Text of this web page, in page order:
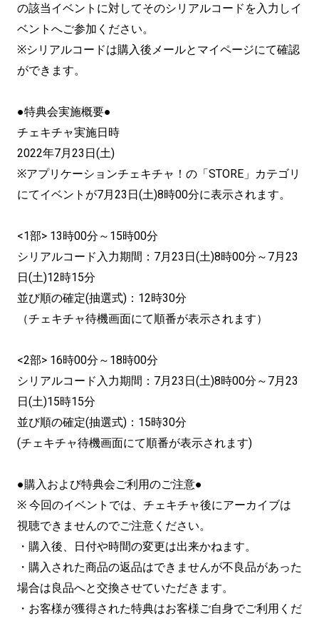
の該当イベントに対してそのシリアルコードを入力しイ
ベントへご参加ください。
※シリアルコードは購入後メールとマイページにて確認
ができます。
●特典会実施概要●
チェキチャ実施日時
2022年7月23日(土)
※アプリケーションチェキチャ！の「STORE」カテゴリ
にてイベントが7月23日(土)8時00分に表示されます。
<1部> 13時00分～15時00分
シリアルコード入力期間：7月23日(土)8時00分～7月23
日(土)12時15分
並び順の確定(抽選式)：12時30分
（チェキチャ待機画面にて順番が表示されます）
<2部> 16時00分～18時00分
シリアルコード入力期間：7月23日(土)8時00分～7月23
日(土)15時15分
並び順の確定(抽選式)：15時30分
(チェキチャ待機画面にて順番が表示されます)
●購入および特典会ご利用のご注意●
※ 今回のイベントでは、チェキチャ後にアーカイブは
視聴できませんのでご注意ください。
・購入後、日付や時間の変更は出来かねます。
・購入された商品の返品はできませんが不良品があった
場合は良品へと交換させていただきます。
・お客様が獲得された特典はお客様ご自身でご利用くだ